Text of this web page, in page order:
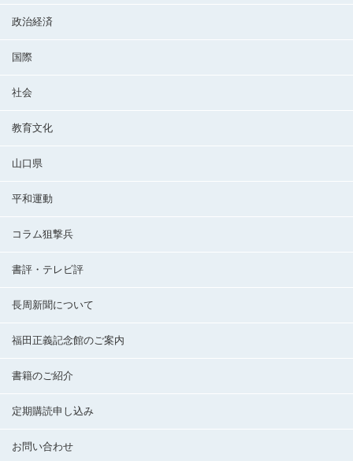
政治経済
国際
社会
教育文化
山口県
平和運動
コラム狙撃兵
書評・テレビ評
長周新聞について
福田正義記念館のご案内
書籍のご紹介
定期購読申し込み
お問い合わせ